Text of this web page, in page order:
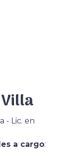
- Lic. en
a cargo: